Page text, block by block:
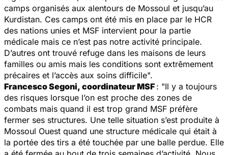
camps organisés aux alentours de Mossoul et jusqu’au
Kurdistan. Ces camps ont été mis en place par le HCR
des nations unies et MSF intervient pour la partie
médicale mais ce n’est pas notre activité principale.
D’autres ont trouvé refuge dans les maisons de leurs
familles ou amis mais les conditions sont extrêmement
précaires et l’accès aux soins difficile".
Francesco Segoni, coordinateur MSF : "Il y a toujours
des risques lorsque l’on est proche des zones de
combats mais quand il est trop grand MSF préfère
fermer ses structures. Une telle situation s’est produite à
Mossoul Ouest quand une structure médicale qui était à
la portée des tirs a été touchée par une balle perdue. Elle